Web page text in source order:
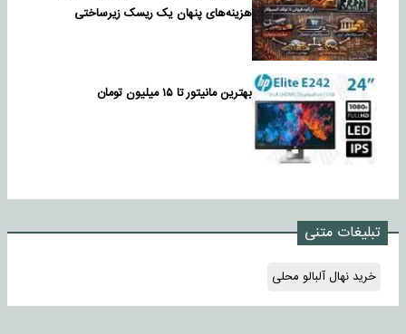
هزینه‌های پنهان یک ریسک زیرساختی
بهترین مانیتور تا ۱۵ میلیون تومان
تبلیغات متنی
خرید نهال آلبالو محلی